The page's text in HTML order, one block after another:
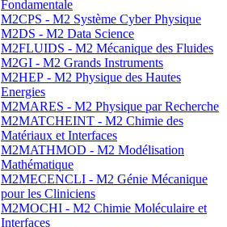
Fondamentale
M2CPS - M2 Système Cyber Physique
M2DS - M2 Data Science
M2FLUIDS - M2 Mécanique des Fluides
M2GI - M2 Grands Instruments
M2HEP - M2 Physique des Hautes
Energies
M2MARES - M2 Physique par Recherche
M2MATCHEINT - M2 Chimie des
Matériaux et Interfaces
M2MATHMOD - M2 Modélisation
Mathématique
M2MECENCLI - M2 Génie Mécanique
pour les Cliniciens
M2MOCHI - M2 Chimie Moléculaire et
Interfaces